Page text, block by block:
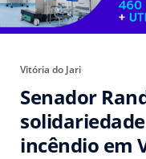
Vitória do Jari
Senador
incêndio em